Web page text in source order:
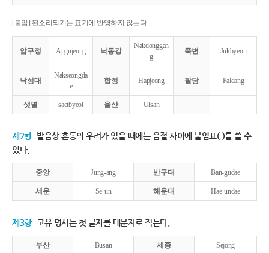
[붙임] 된소리되기는 표기에 반영하지 않는다.
압구정 Apgujeong 낙동강
Nakdonggan
g
죽변 Jukbyeon
낙성대
Nakseongda
e
합정 Hapjeong 팔당 Paldang
샛별 saetbyeol 울산 Ulsan
제2항 발음상 혼동의 우려가 있을 때에는 음절 사이에 붙임표(-)를 쓸 수
있다.
중앙 Jung-ang 반구대 Ban-gudae
세운 Se-un 해운대 Hae-undae
제3항 고유 명사는 첫 글자를 대문자로 적는다.
부산 Busan 세종 Sejong